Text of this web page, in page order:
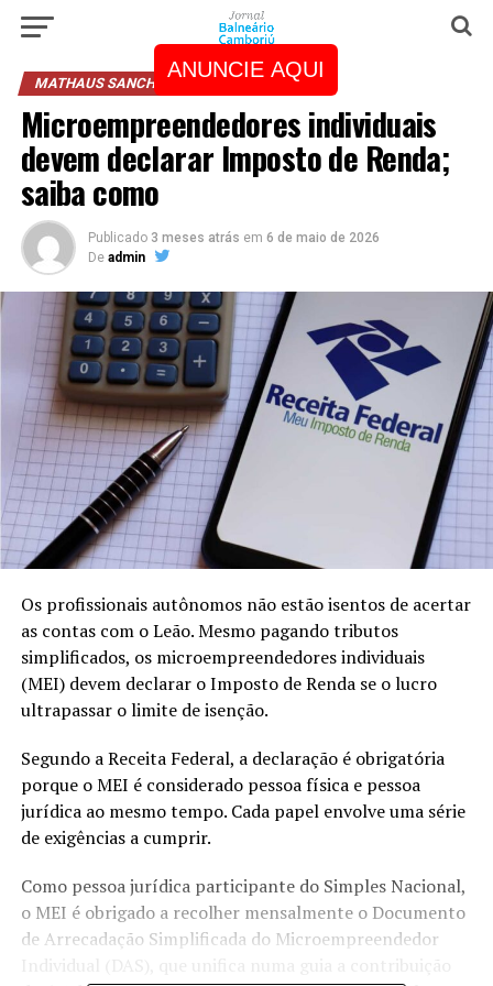
ANUNCIE AQUI
MATHAUS SANCHEZ
Microempreendedores individuais
devem declarar Imposto de Renda;
saiba como
Publicado 3 meses atrás em 6 de maio de 2026
De admin
Os profissionais autônomos não estão isentos de acertar
as contas com o Leão. Mesmo pagando tributos
simplificados, os microempreendedores individuais
(MEI) devem declarar o Imposto de Renda se o lucro
ultrapassar o limite de isenção.
Segundo a Receita Federal, a declaração é obrigatória
porque o MEI é considerado pessoa física e pessoa
jurídica ao mesmo tempo. Cada papel envolve uma série
de exigências a cumprir.
Como pessoa jurídica participante do Simples Nacional,
o MEI é obrigado a recolher mensalmente o Documento
de Arrecadação Simplificada do Microempreendedor